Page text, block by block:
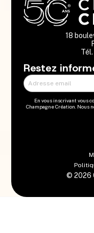
18
Restez
Adresse email
En vous inscrivant vous
Champagne Création. Nous
© 2026